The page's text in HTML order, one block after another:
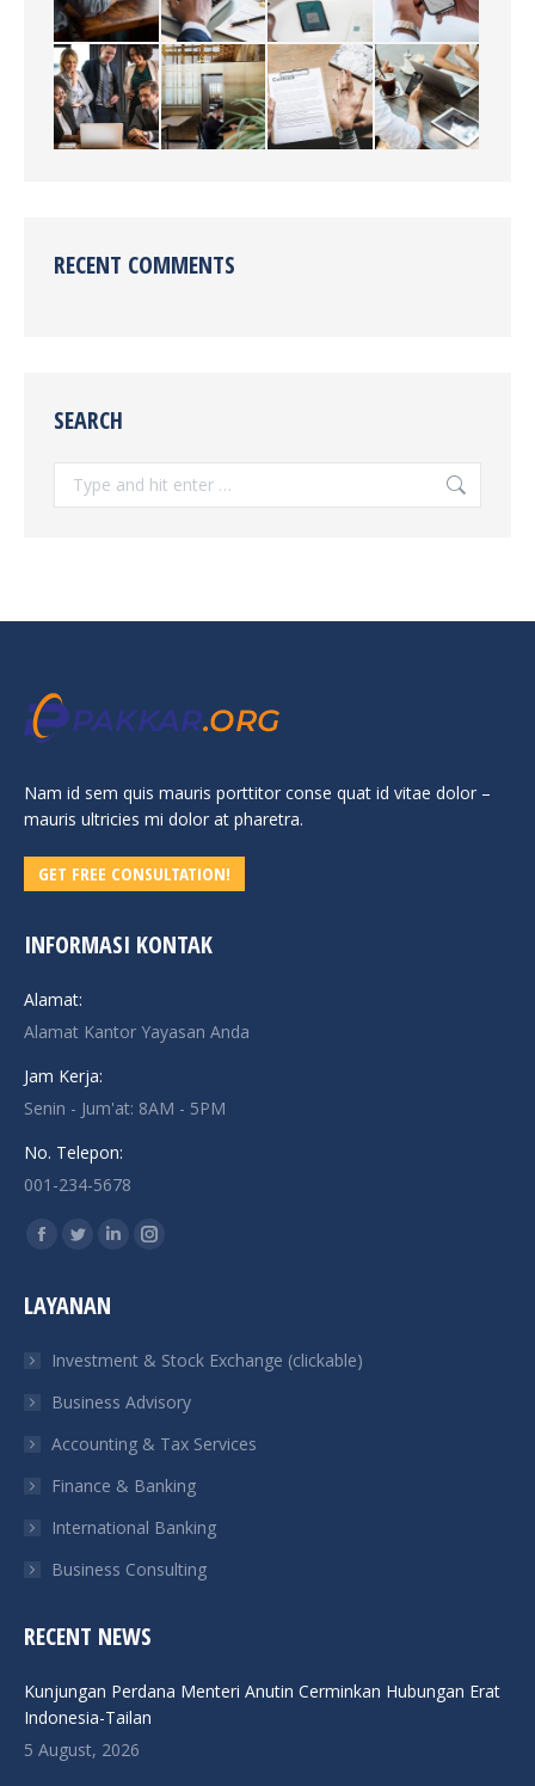
RECENT COMMENTS
SEARCH
Nam id sem quis mauris porttitor conse quat id vitae dolor –
mauris ultricies mi dolor at pharetra.
GET FREE CONSULTATION!
INFORMASI KONTAK
Alamat:
Alamat Kantor Yayasan Anda
Jam Kerja:
Senin - Jum'at: 8AM - 5PM
No. Telepon:
001-234-5678
Find us on:
Facebook
opens
new
window
Twitter
opens
new
window
Linkedin
new
window
Instagram
new
window
LAYANAN
Investment & Stock Exchange (clickable)
Business Advisory
Accounting & Tax Services
Finance & Banking
International Banking
Business Consulting
RECENT NEWS
Kunjungan Perdana Menteri Anutin Cerminkan Hubungan Erat
Indonesia-Tailan
5 August, 2026